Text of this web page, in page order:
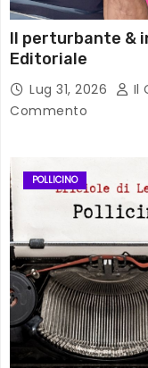
Il perturbante &
Editoriale
Lug 31, 2026 Il
Commento
POLLICINO